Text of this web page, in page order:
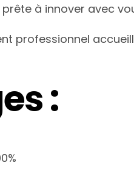
à innover avec
professionnel
: